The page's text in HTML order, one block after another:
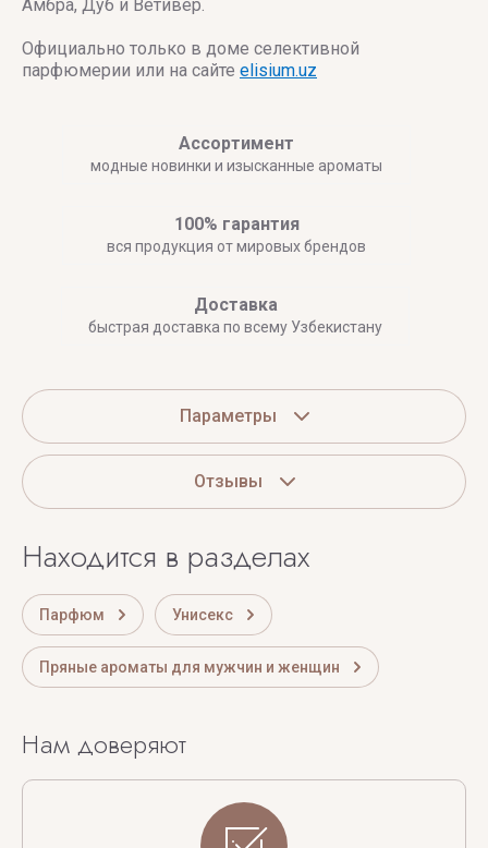
Амбра, Дуб и Ветивер.
Официально только в доме селективной
парфюмерии или на сайте elisium.uz
Ассортимент
модные новинки и изысканные ароматы
100% гарантия
вся продукция от мировых брендов
Доставка
быстрая доставка по всему Узбекистану
Параметры
Отзывы
Находится в разделах
Парфюм Унисекс
Пряные ароматы для мужчин и женщин
Нам доверяют